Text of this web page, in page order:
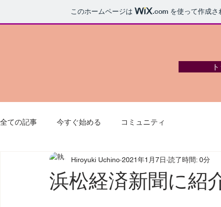
このホームページは .com を使って作成
全ての記事 今すぐ始める コミュニティ
浜松経済新聞に紹
Hiroyuki Uchino 2021年1月7日 読了時間: 0分